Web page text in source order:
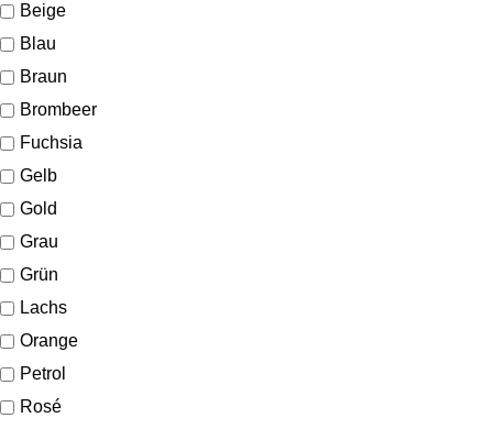
Beige
Blau
Braun
Brombeer
Fuchsia
Gelb
Gold
Grau
Grün
Lachs
Orange
Petrol
Rosé